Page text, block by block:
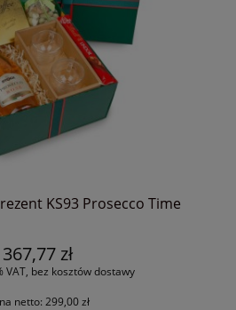
KS93 Prosecco Time
367,77 zł
VAT, bez kosztów dostawy
netto: 299,00 zł